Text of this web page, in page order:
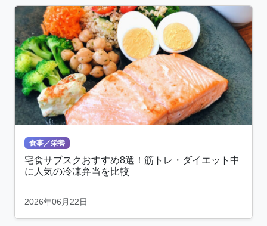
食事／栄養
宅食サブスクおすすめ8選！筋トレ・ダイエット中
に人気の冷凍弁当を比較
2026年06月22日